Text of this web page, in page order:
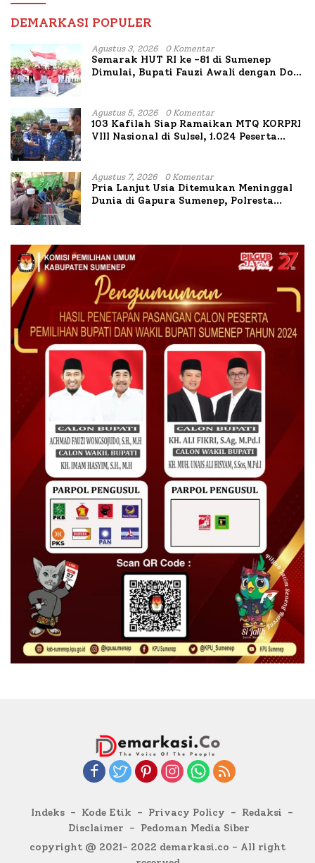
DEMARKASI POPULER
Agustus 3, 2026 0 Komentar
Semarak HUT RI ke -81 di Sumenep
Dimulai, Bupati Fauzi Awali dengan Doa
Agustus 5, 2026 0 Komentar
103 Kafilah Siap Ramaikan MTQ KORPRI
VIII Nasional di Sulsel, 1.024 Peserta
Agustus 7, 2026 0 Komentar
Pria Lanjut Usia Ditemukan Meninggal
Dunia di Gapura Sumenep, Polresta
Indeks Kode Etik Privacy Policy
Redaksi
Disclaimer
Pedoman Media Siber
copyright @ 2021- 2022 demarkasi.co - All right